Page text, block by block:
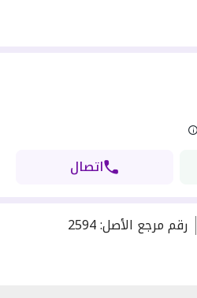
اتصال
رقم مرجع الأصل:
2594